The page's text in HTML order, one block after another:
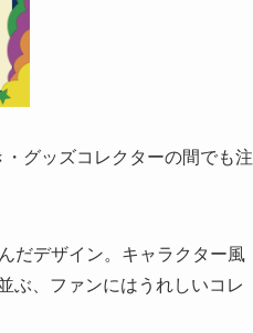
グッズコレクターの間でも注
だデザイン。キャラクター風
ぶ、ファンにはうれしいコレ